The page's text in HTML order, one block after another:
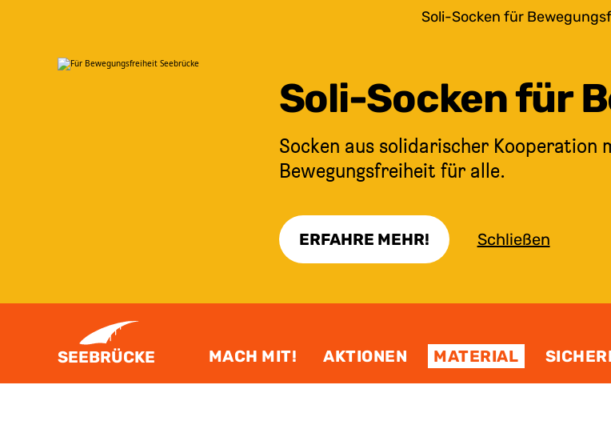
Soli-Socken für
Soli-Socken für
Socken aus solidarischer
Bewegungsfreiheit für alle.
ERFAHRE MEHR! Schließen
SEEBRÜCKE MACH MIT! AKTIONEN MATERIAL